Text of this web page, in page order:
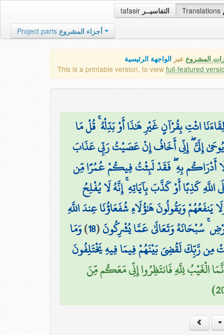
tafasir التفاسيــر Translations
Project parts أجزاء المشروع
المشروع عبر الواجهة الرئيسية
This is a printable version, to view full-featured
ائْتِ بِقُرْآنٍ غَيْرِ هَٰذَا أَوْ بَدِّلْهُ ۚ قُلْ مَا
إِلَيَّ ۖ إِنِّي أَخَافُ إِنْ عَصَيْتُ رَبِّي عَذَابَ
أَدْرَاكُم بِهِ ۖ فَقَدْ لَبِثْتُ فِيكُمْ عُمُرًا مِّن
كَذِبًا أَوْ كَذَّبَ بِآيَاتِهِ ۚ إِنَّهُ لَا يُفْلِحُ
يَنفَعُهُمْ وَيَقُولُونَ هَٰؤُلَاءِ شُفَعَاؤُنَا عِندَ اللَّهِ
سُبْحَانَهُ وَتَعَالَىٰ عَمَّا يُشْرِكُونَ(
18
)وَمَا
مِن رَّبِّكَ لَقُضِيَ بَيْنَهُمْ فِيمَا فِيهِ يَخْتَلِفُونَ
الْغَيْبُ لِلَّهِ فَانتَظِرُوا إِنِّي مَعَكُم مِّنَ